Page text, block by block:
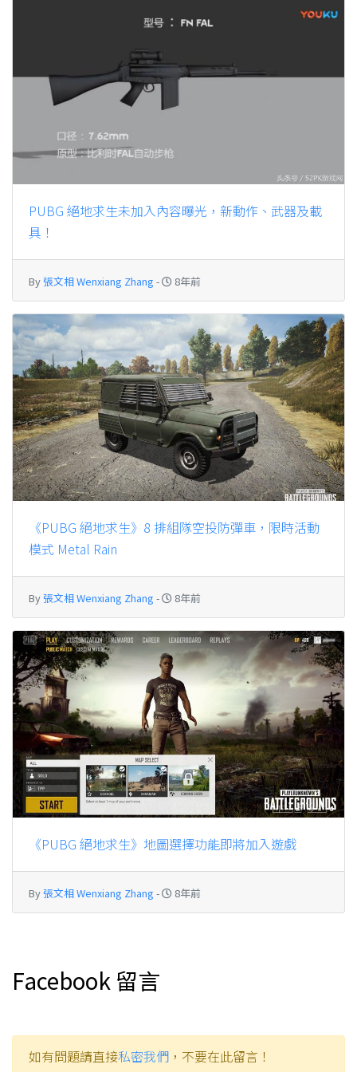
PUBG 絕地求生未加入內容曝光，新動作、武器及載
具！
By張文相 Wenxiang Zhang - 8年前
《PUBG 絕地求生》8 排組隊空投防彈車，限時活動
模式 Metal Rain
By張文相 Wenxiang Zhang - 8年前
《PUBG 絕地求生》地圖選擇功能即將加入遊戲
By張文相 Wenxiang Zhang - 8年前
Facebook 留言
如有問題請直接私密我們 ，不要在此留言！